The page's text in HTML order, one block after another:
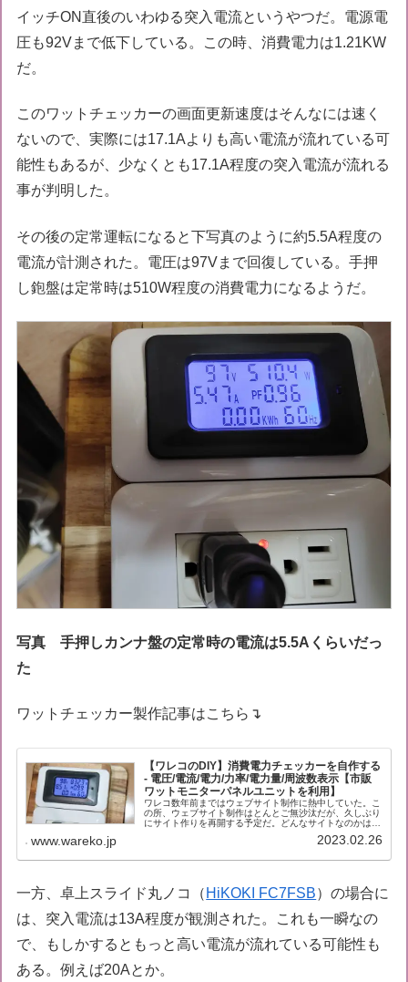
イッチON直後のいわゆる突入電流というやつだ。電源電
圧も92Vまで低下している。この時、消費電力は1.21KW
だ。
このワットチェッカーの画面更新速度はそんなには速く
ないので、実際には17.1Aよりも高い電流が流れている可
能性もあるが、少なくとも17.1A程度の突入電流が流れる
事が判明した。
その後の定常運転になると下写真のように約5.5A程度の
電流が計測された。電圧は97Vまで回復している。手押
し鉋盤は定常時は510W程度の消費電力になるようだ。
写真 手押しカンナ盤の定常時の電流は5.5Aくらいだっ
た
ワットチェッカー製作記事はこちら↴
【ワレコのDIY】消費電力チェッカーを自作する
- 電圧/電流/電力/力率/電力量/周波数表示【市販
ワットモニターパネルユニットを利用】
ワレコ数年前まではウェブサイト制作に熱中していた。こ
の所、ウェブサイト制作はとんとご無沙汰だが、久しぶり
にサイト作りを再開する予定だ。どんなサイトなのかは今
www.wareko.jp 2023.02.26
一方、卓上スライド丸ノコ（ HiKOKI FC7FSB）の場合に
は、突入電流は13A程度が観測された。これも一瞬なの
で、もしかするともっと高い電流が流れている可能性も
ある。例えば20Aとか。